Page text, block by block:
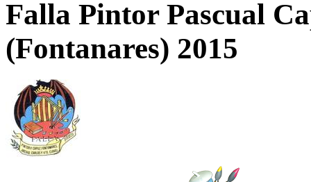
Falla Pintor Pascual
(Fontanares) 2015